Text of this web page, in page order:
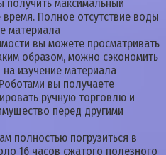
получить максимальный
Полное отсутствие воды
материала
вы можете просматривать
образом, можно сэкономить
изучение материала
вы получаете
ручную торговлю и
перед другими
полностью погрузиться в
16 часов сжатого полезного